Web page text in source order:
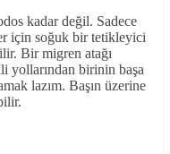
kadar değil. Sadece
için soğuk bir tetikleyici
Bir migren atağı
yollarından birinin başa
lazım. Başın üzerine